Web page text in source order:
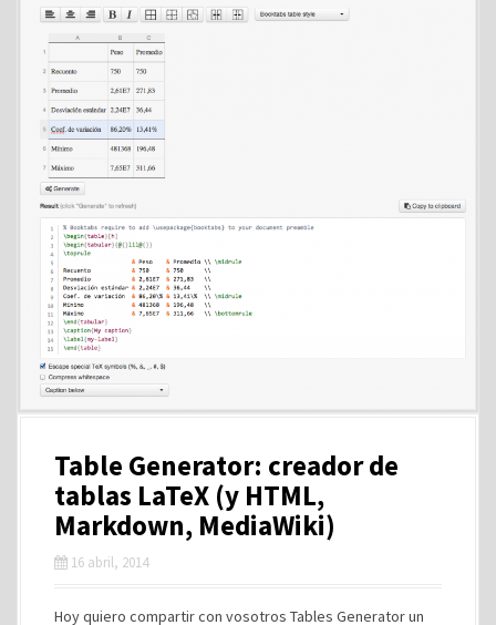
Table Generator: creador de
tablas LaTeX (y HTML,
Markdown, MediaWiki)
16 abril, 2014
Hoy quiero compartir con vosotros Tables Generator un